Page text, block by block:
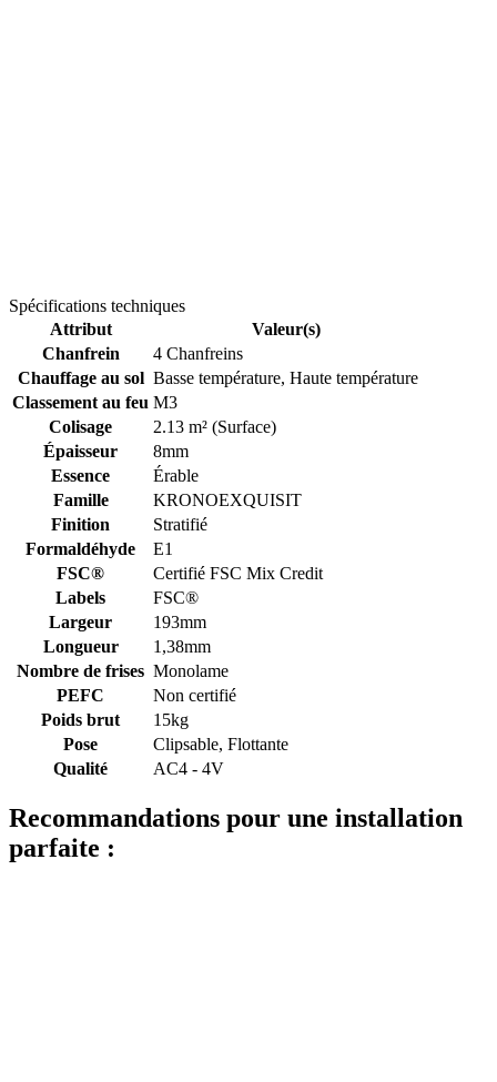
Spécifications techniques
Attribut
Valeur(s)
Chanfrein
4 Chanfreins
Chauffage au sol Basse température, Haute température
Classement au feu M3
Colisage
2.13 m² (Surface)
Épaisseur
8mm
Essence
Érable
Famille
KRONOEXQUISIT
Finition
Stratifié
Formaldéhyde
E1
FSC®
Certifié FSC Mix Credit
Labels
FSC®
Largeur
193mm
Longueur
1,38mm
Nombre de frises Monolame
PEFC
Non certifié
Poids brut
15kg
Pose
Clipsable, Flottante
Qualité
AC4 - 4V
Recommandations pour une installation
parfaite :